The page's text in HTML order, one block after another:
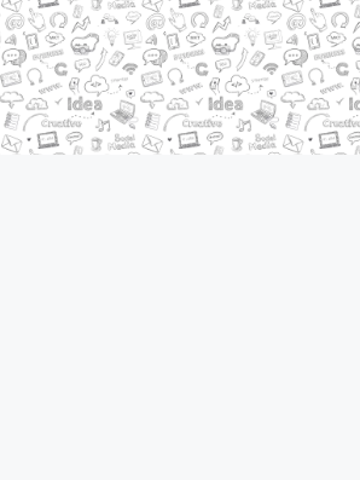
Servidores em Dallas, TX
em Gramado, Serra Gaúcha